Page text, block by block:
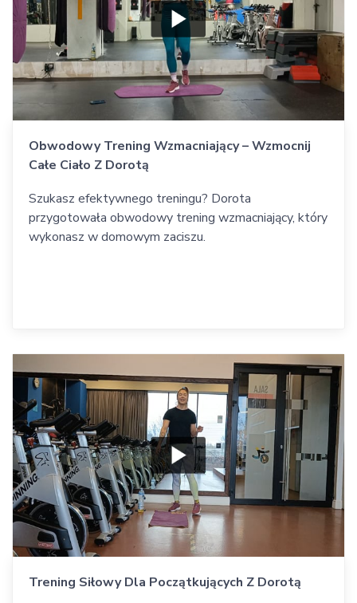
Obwodowy Trening Wzmacniający – Wzmocnij
Całe Ciało Z Dorotą
Szukasz efektywnego treningu? Dorota
przygotowała obwodowy trening wzmacniający, który
wykonasz w domowym zaciszu.
Trening Siłowy Dla Początkujących Z Dorotą